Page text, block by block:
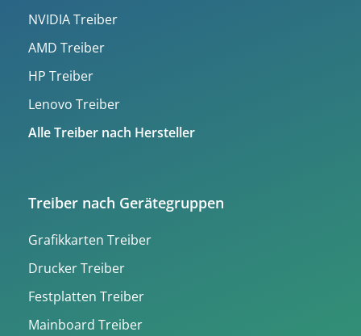
NVIDIA Treiber
AMD Treiber
HP Treiber
Lenovo Treiber
Alle Treiber nach Hersteller
Treiber nach Gerätegruppen
Grafikkarten Treiber
Drucker Treiber
Festplatten Treiber
Mainboard Treiber